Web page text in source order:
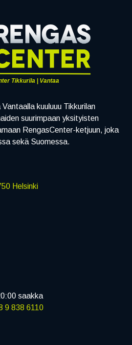
Tikkurila | Vantaa
kuuluuu Tikkurilan
suurimpaan yksityisten
RengasCenter-ketjuun, joka
sekä Suomessa.
Helsinki
saakka
9 838 6110